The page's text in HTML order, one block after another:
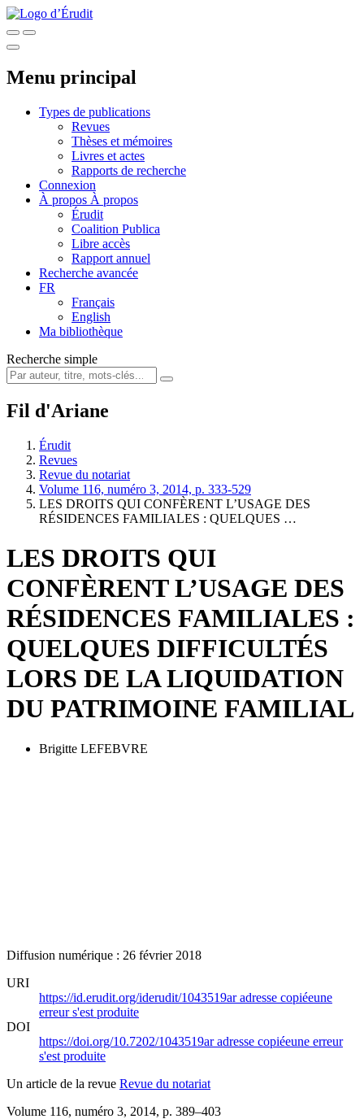
Menu principal
Types de publications
Revues
Thèses et mémoires
Livres et actes
Rapports de recherche
Connexion
À propos À propos
Érudit
Coalition Publica
Libre accès
Rapport annuel
Recherche avancée
FR
Français
English
Ma bibliothèque
Recherche simple
Fil d'Ariane
Érudit
Revues
Revue du notariat
Volume 116, numéro 3, 2014, p. 333-529
LES DROITS QUI CONFÈRENT L’USAGE DES
RÉSIDENCES FAMILIALES : QUELQUES …
LES DROITS QUI
CONFÈRENT L’USAGE DES
RÉSIDENCES FAMILIALES :
QUELQUES DIFFICULTÉS
LORS DE LA LIQUIDATION
DU PATRIMOINE FAMILIAL
Brigitte LEFEBVRE
Diffusion numérique : 26 février 2018
URI
https://id.erudit.org/iderudit/1043519aradresse copiéeune
erreur s'est produite
DOI
https://doi.org/10.7202/1043519aradresse copiéeune erreur
s'est produite
Un article de la revue Revue du notariat
Volume 116, numéro 3, 2014, p. 389–403